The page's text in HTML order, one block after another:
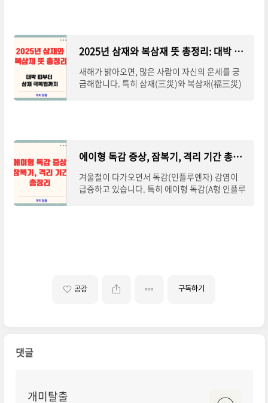
2025년 삼재와 복삼재 뜻 총정리: 대박 띠부터 삼재 극복법까지
새해가 밝아오면, 많은 사람이 자신의 운세를 궁
금해합니다. 특히 삼재(三災)와 복삼재(福三災)
에이형 독감 증상, 잠복기, 격리 기간 총정리
겨울철이 다가오면서 독감(인플루엔자) 감염이
급증하고 있습니다. 특히 에이형 독감(A형 인플루
공감 구독하기
댓글
개미탈출